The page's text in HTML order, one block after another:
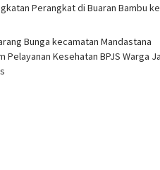
Perangkat di Buaran Bambu ke
Bunga kecamatan Mandastana
Pelayanan Kesehatan BPJS Warga